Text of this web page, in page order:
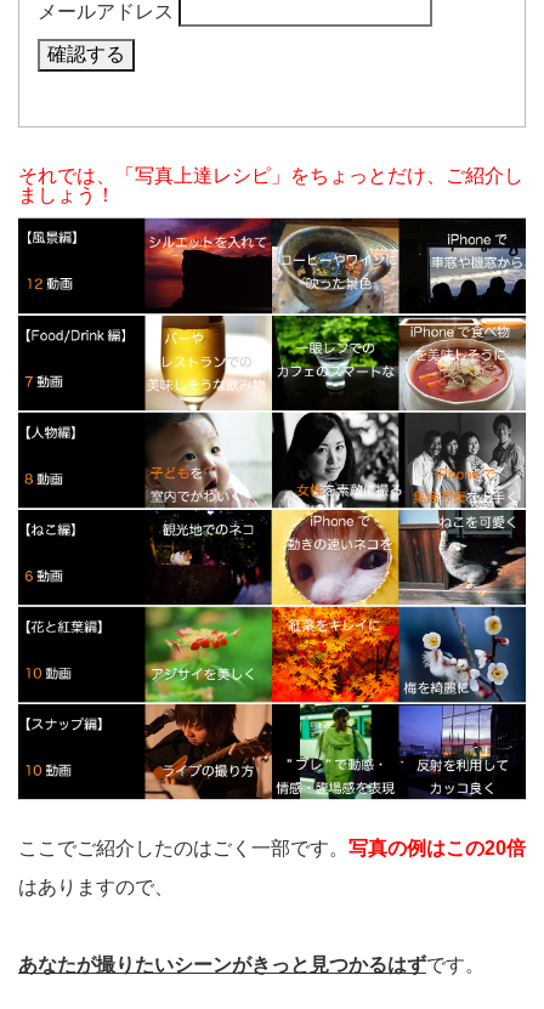
メールアドレス
それでは、「写真上達レシピ」をちょっとだけ、ご紹介し
ましょう！
ここでご紹介したのはごく一部です。 写真の例はこの20倍
はありますので、
あなたが撮りたいシーンがきっと見つかるはずです。